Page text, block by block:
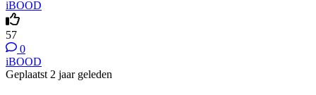
iBOOD
57
0
iBOOD
Geplaatst 2 jaar geleden